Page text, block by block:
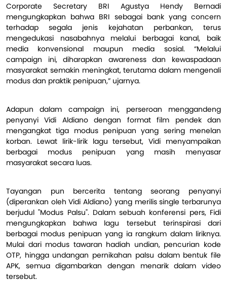
Corporate Secretary BRI Agustya Hendy Bernadi
mengungkapkan bahwa BRI sebagai bank yang concern
terhadap segala jenis kejahatan perbankan, terus
mengedukasi nasabahnya melalui berbagai kanal, baik
media konvensional maupun media sosial. “Melalui
campaign ini, diharapkan awareness dan kewaspadaan
masyarakat semakin meningkat, terutama dalam mengenali
modus dan praktik penipuan,” ujarnya.
Adapun dalam campaign ini, perseroan menggandeng
penyanyi Vidi Aldiano dengan format film pendek dan
mengangkat tiga modus penipuan yang sering menelan
korban. Lewat lirik-lirik lagu tersebut, Vidi menyampaikan
berbagai modus penipuan yang masih menyasar
masyarakat secara luas.
Tayangan pun bercerita tentang seorang penyanyi
(diperankan oleh Vidi Aldiano) yang merilis single terbarunya
berjudul "Modus Palsu". Dalam sebuah konferensi pers, Fidi
mengungkapkan bahwa lagu tersebut terinspirasi dari
berbagai modus penipuan yang ia rangkum dalam liriknya.
Mulai dari modus tawaran hadiah undian, pencurian kode
OTP, hingga undangan pernikahan palsu dalam bentuk file
APK, semua digambarkan dengan menarik dalam video
tersebut.